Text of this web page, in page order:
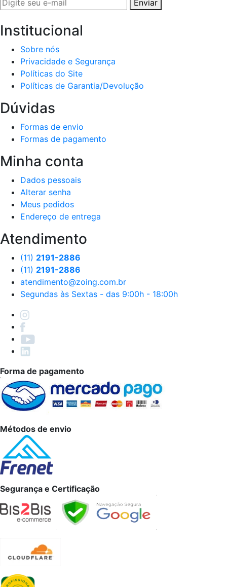
Enviar
Institucional
Sobre nós
Privacidade e Segurança
Políticas do Site
Políticas de Garantia/Devolução
Dúvidas
Formas de envio
Formas de pagamento
Minha conta
Dados pessoais
Alterar senha
Meus pedidos
Endereço de entrega
Atendimento
(11) 2191-2886
(11) 2191-2886
atendimento@zoing.com.br
Segundas às Sextas - das 9:00h - 18:00h
Forma de pagamento
Métodos de envio
Segurança e Certificação